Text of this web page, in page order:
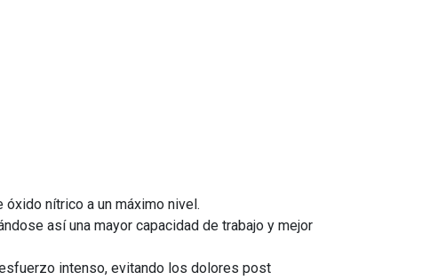
nítrico a un máximo nivel.
así una mayor capacidad de trabajo y mejor
intenso, evitando los dolores post